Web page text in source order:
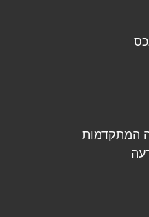
המתקדמות